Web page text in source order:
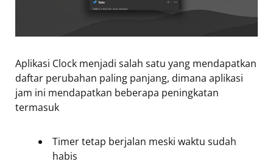
Aplikasi Clock menjadi salah satu yang mendapatkan
daftar perubahan paling panjang, dimana aplikasi
jam ini mendapatkan beberapa peningkatan
termasuk
Timer tetap berjalan meski waktu sudah
habis